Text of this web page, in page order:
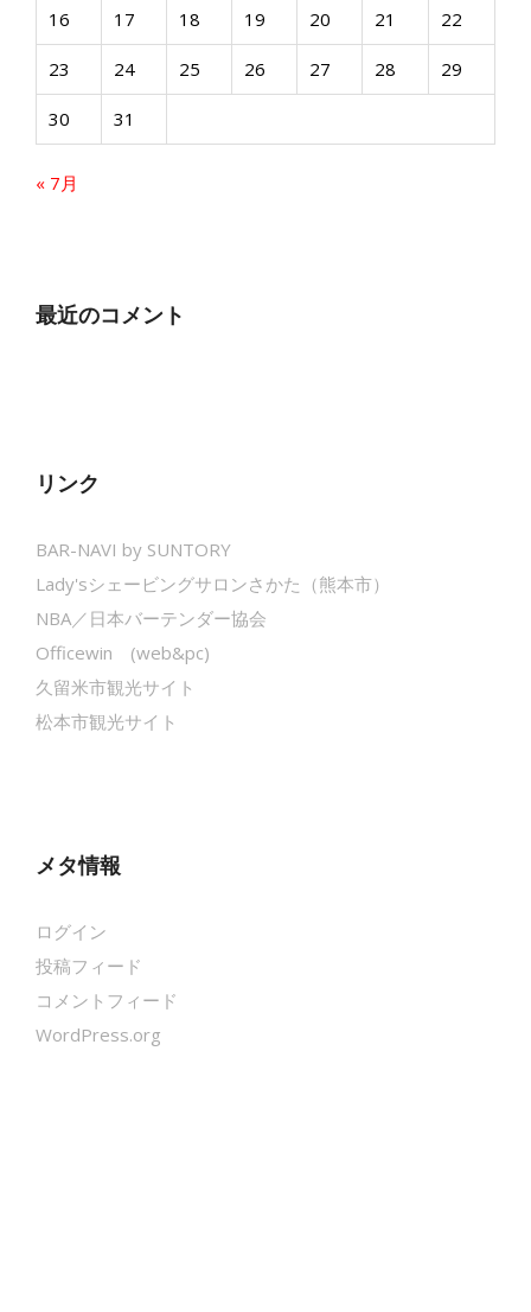
16 17 18 19 20 21 22
23 24 25 26 27 28 29
30 31
« 7月
最近のコメント
リンク
BAR-NAVI by SUNTORY
Lady'sシェービングサロンさかた（熊本市）
NBA／日本バーテンダー協会
Officewin (web&pc)
久留米市観光サイト
松本市観光サイト
メタ情報
ログイン
投稿フィード
コメントフィード
WordPress.org